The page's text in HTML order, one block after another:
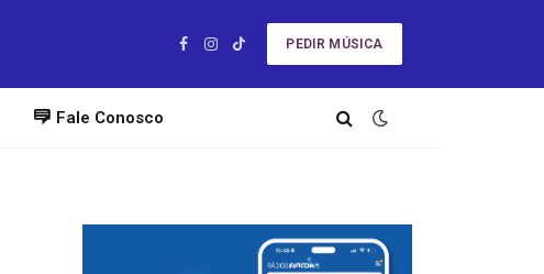
Facebook
Instagram
TikTok
PEDIR MÚSICA
Fale Conosco